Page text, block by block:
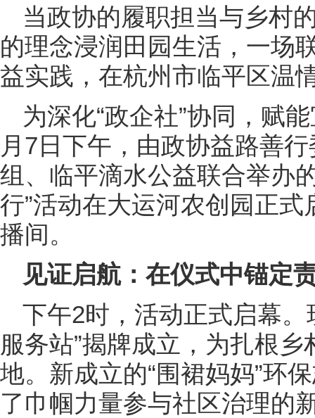
当政协的履职担当与乡村
的理念浸润田园生活，一场
益实践，在杭州市临平区温
为深化“政企社”协同，赋
月7日下午，由政协益路善
组、临平滴水公益联合举办
行”活动在大运河农创园正式
播间。
见证启航：在仪式中锚定
下午2时，活动正式启幕
服务站”揭牌成立，为扎根
地。新成立的“围裙妈妈”环
了巾帼力量参与社区治理的